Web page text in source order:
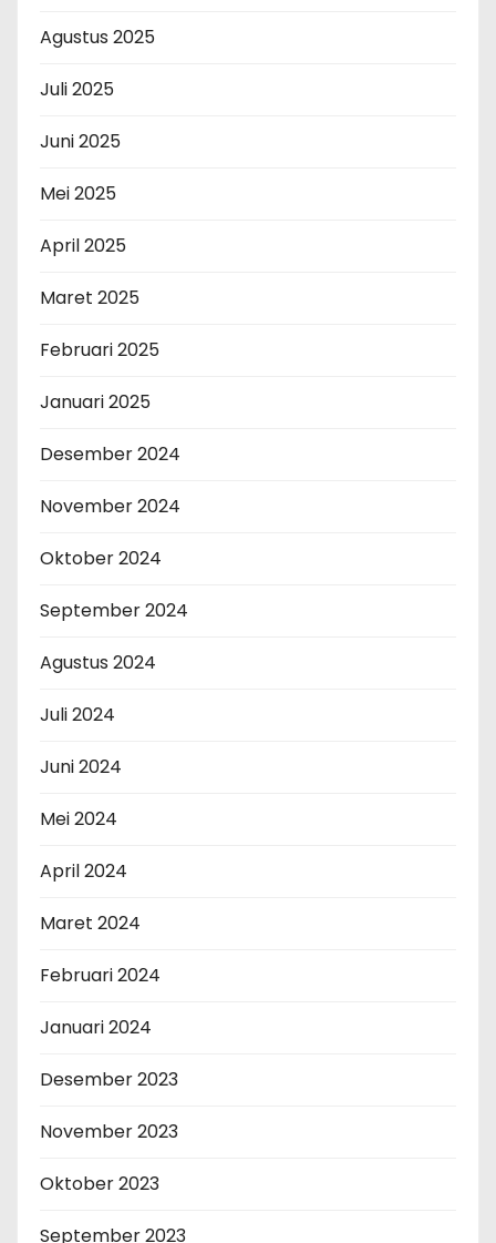
Agustus 2025
Juli 2025
Juni 2025
Mei 2025
April 2025
Maret 2025
Februari 2025
Januari 2025
Desember 2024
November 2024
Oktober 2024
September 2024
Agustus 2024
Juli 2024
Juni 2024
Mei 2024
April 2024
Maret 2024
Februari 2024
Januari 2024
Desember 2023
November 2023
Oktober 2023
September 2023